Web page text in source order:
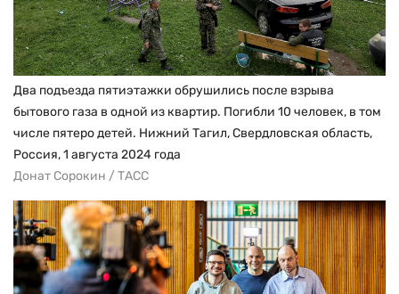
Два подъезда пятиэтажки обрушились после взрыва
бытового газа в одной из квартир. Погибли 10 человек, в том
числе пятеро детей. Нижний Тагил, Свердловская область,
Россия, 1 августа 2024 года
Донат Сорокин / ТАСС